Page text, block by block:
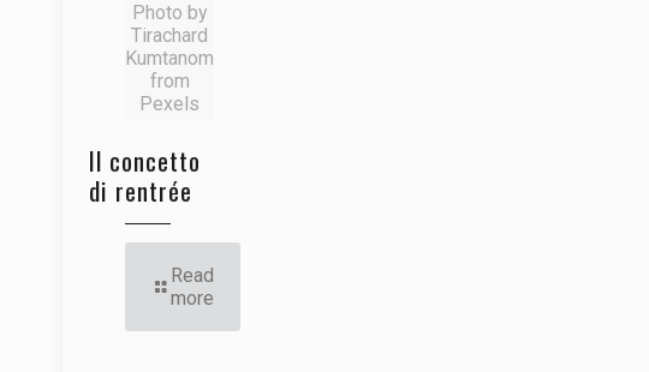
Photo by
Tirachard
Kumtanom
from
Pexels
Il concetto
di rentrée
Read
more